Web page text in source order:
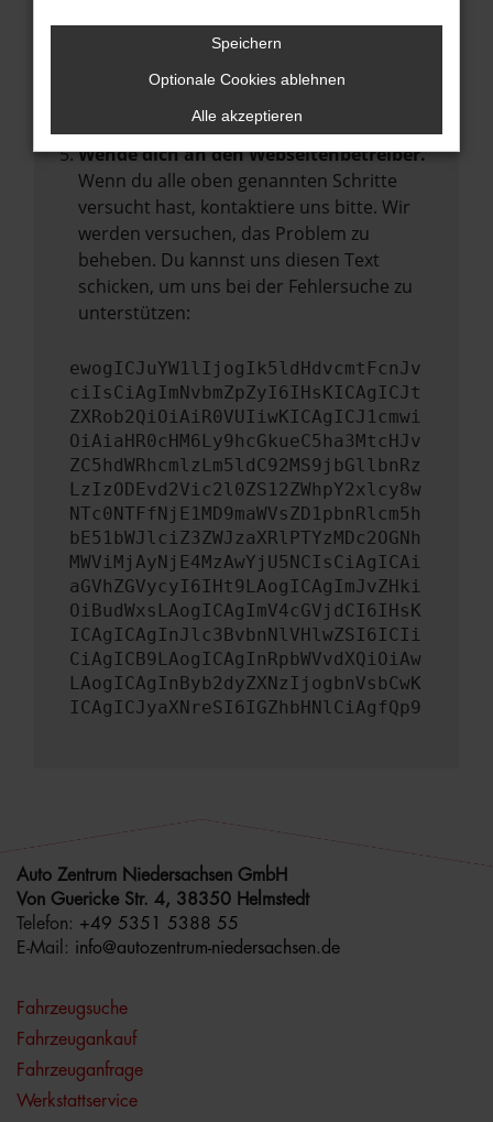
Veraltete Software birgt nicht nur ein
führen, dass bestimmte Funktionen nicht
mehr unterstützt werden.
Wende dich an den Webseitenbetreiber.
Wenn du alle oben genannten Schritte
versucht hast, kontaktiere uns bitte. Wir
werden versuchen, das Problem zu
beheben. Du kannst uns diesen Text
schicken, um uns bei der Fehlersuche zu
unterstützen:
ewogICJuYW1lIjogIk5ldHdvcmtFcnJv
ciIsCiAgImNvbmZpZyI6IHsKICAgICJt
ZXRob2QiOiAiR0VUIiwKICAgICJ1cmwi
OiAiaHR0cHM6Ly9hcGkueC5ha3MtcHJv
ZC5hdWRhcmlzLm5ldC92MS9jbGllbnRz
LzIzODEvd2Vic2l0ZS12ZWhpY2xlcy8w
NTc0NTFfNjE1MD9maWVsZD1pbnRlcm5h
bE51bWJlciZ3ZWJzaXRlPTYzMDc2OGNh
MWViMjAyNjE4MzAwYjU5NCIsCiAgICAi
aGVhZGVycyI6IHt9LAogICAgImJvZHki
OiBudWxsLAogICAgImV4cGVjdCI6IHsK
ICAgICAgInJlc3BvbnNlVHlwZSI6ICIi
CiAgICB9LAogICAgInRpbWVvdXQiOiAw
LAogICAgInByb2dyZXNzIjogbnVsbCwK
ICAgICJyaXNreSI6IGZhbHNlCiAgfQp9
Auto Zentrum Niedersachsen GmbH
Von Guericke Str. 4, 38350 Helmstedt
Telefon: +49 5351 5388 55
E-Mail: info@autozentrum-niedersachsen.de
Fahrzeugsuche
Fahrzeugankauf
Fahrzeuganfrage
Werkstattservice
Speichern
Optionale Cookies ablehnen
Alle akzeptieren